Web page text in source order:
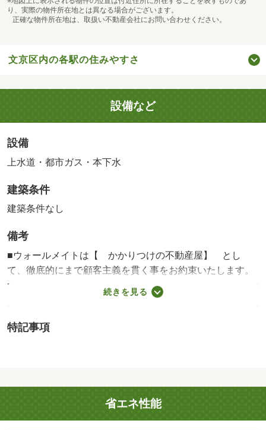
り、実際の物件所在地とは異なる場合がございます。
正確な物件所在地は、取扱い不動産会社にお問い合わせください。
文京区内の各駅の住みやすさ
設備など
設備
上水道・都市ガス・本下水
建築条件
建築条件なし
備考
■ウォールメイトは【 かかりつけの不動産屋】 とし
て、徹底的にまで顧客主義を貫く事をお約束いたします。
■都心エリアに特化した情報網を駆使し、最良の不動産を
ご提案。■住宅ローンシュミレーション無料相談会毎日随
え等について分かりやすく解説したガイドブックをご希望
続きを見る
特記事項
省エネ性能